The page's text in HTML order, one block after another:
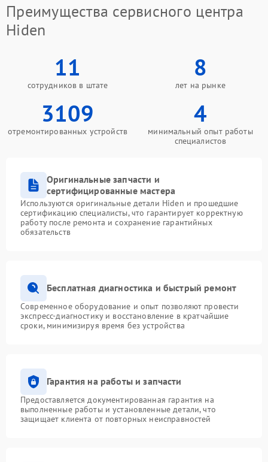
Преимущества сервисного центра
Hiden
11
сотрудников в штате
8
лет на рынке
3109
отремонтированных устройств
4
минимальный опыт работы
специалистов
Оригинальные запчасти и
сертифицированные мастера
Используются оригинальные детали Hiden и прошедшие
сертификацию специалисты, что гарантирует корректную
работу после ремонта и сохранение гарантийных
обязательств
Бесплатная диагностика и быстрый ремонт
Современное оборудование и опыт позволяют провести
экспресс-диагностику и восстановление в кратчайшие
сроки, минимизируя время без устройства
Гарантия на работы и запчасти
Предоставляется документированная гарантия на
выполненные работы и установленные детали, что
защищает клиента от повторных неисправностей